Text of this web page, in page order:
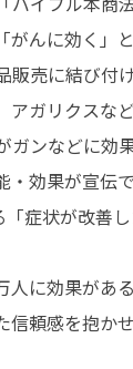
んに効く」
売に結び付
ガリクスな
ガンなどに効
効果が宣伝
症状が改善
に効果があ
頼感を抱か